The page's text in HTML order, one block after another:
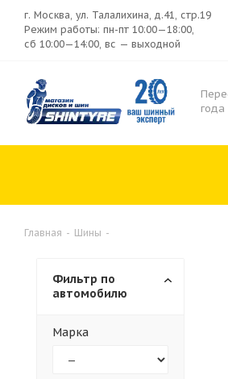
г. Москва, ул. Талалихина, д.41, стр.19
Режим работы: пн-пт 10:00—18:00,
сб 10:00—14:00, вс — выходной
года
Главная - Шины -
Фильтр по
автомобилю
Марка